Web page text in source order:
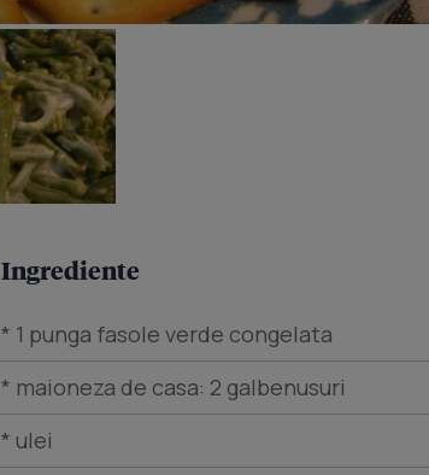
Ingrediente
* 1 punga fasole verde congelata
* maioneza de casa: 2 galbenusuri
* ulei